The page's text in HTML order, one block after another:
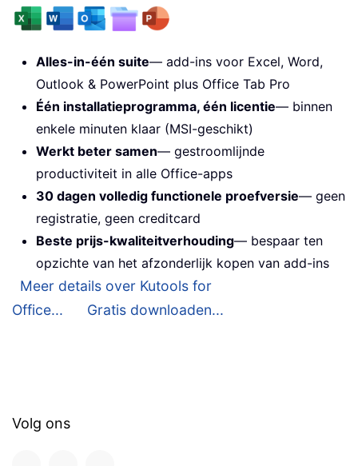
Alles-in-één suite— add-ins voor Excel, Word,
Outlook & PowerPoint plus Office Tab Pro
Één installatieprogramma, één licentie— binnen
enkele minuten klaar (MSI-geschikt)
Werkt beter samen— gestroomlijnde
productiviteit in alle Office-apps
30 dagen volledig functionele proefversie— geen
registratie, geen creditcard
Beste prijs-kwaliteitverhouding— bespaar ten
opzichte van het afzonderlijk kopen van add-ins
Meer details over Kutools for
Office...
Gratis downloaden...
Volg ons